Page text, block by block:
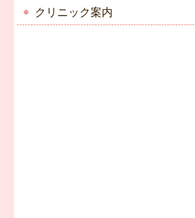
クリニック案内